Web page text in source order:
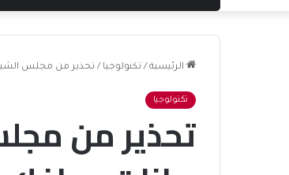
الرئيسية / تكنولوجيا / تحذير من مجلس
تكنولوجيا
تحذير من